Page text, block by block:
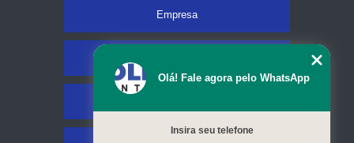
Empresa
Olá! Fale agora pelo WhatsApp
Insira seu telefone